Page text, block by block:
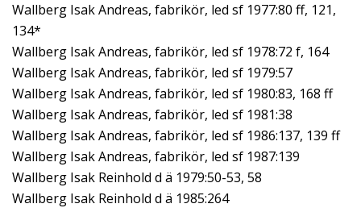
Wallberg Isak Andreas, fabrikör, led sf 1977:80 ff, 121,
134*
Wallberg Isak Andreas, fabrikör, led sf 1978:72 f, 164
Wallberg Isak Andreas, fabrikör, led sf 1979:57
Wallberg Isak Andreas, fabrikör, led sf 1980:83, 168 ff
Wallberg Isak Andreas, fabrikör, led sf 1981:38
Wallberg Isak Andreas, fabrikör, led sf 1986:137, 139 ff
Wallberg Isak Andreas, fabrikör, led sf 1987:139
Wallberg Isak Reinhold d ä 1979:50-53, 58
Wallberg Isak Reinhold d ä 1985:264